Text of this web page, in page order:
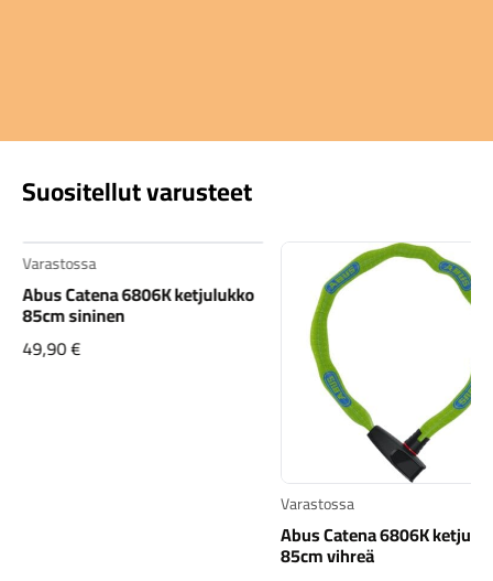
Suositellut varusteet
ketjulukko
Abus Catena 6806K ketjulukko Varastossa